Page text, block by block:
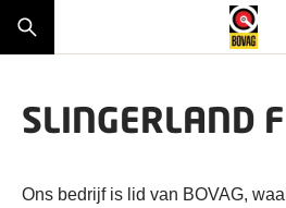
SLINGERLAND
Ons bedrijf is lid van BOVAG,